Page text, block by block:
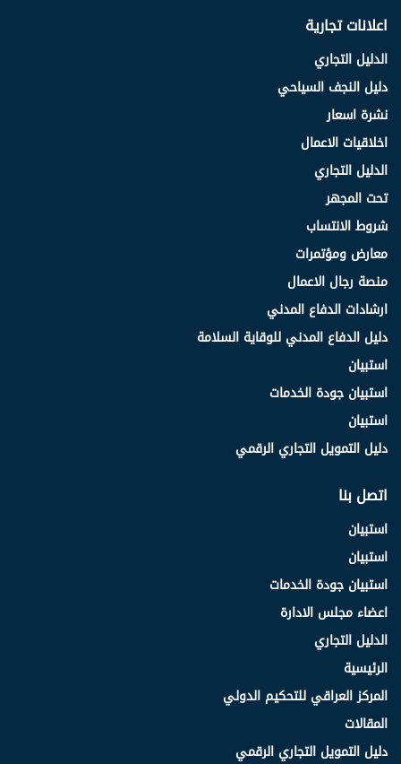
اعلانات تجارية
الدليل التجاري
دليل النجف السياحي
نشرة اسعار
اخلاقيات الاعمال
الدليل التجاري
تحت المجهر
شروط الانتساب
معارض ومؤتمرات
منصة رجال الاعمال
ارشادات الدفاع المدني
دليل الدفاع المدني للوقاية السلامة
استبيان
استبيان جودة الخدمات
استبيان
دليل التمويل التجاري الرقمي
اتصل بنا
استبيان
استبيان
استبيان جودة الخدمات
اعضاء مجلس الادارة
الدليل التجاري
الرئيسية
المركز العراقي للتحكيم الدولي
المقالات
دليل التمويل التجاري الرقمي